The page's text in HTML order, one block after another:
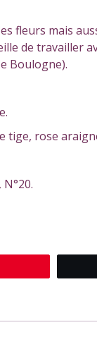
fleurs mais
de travailler
Boulogne).
tige, rose